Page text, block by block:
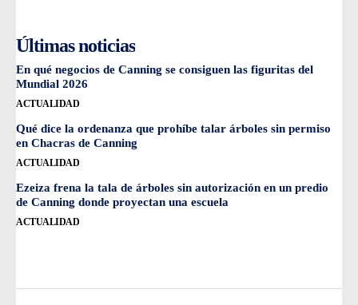
Últimas noticias
En qué negocios de Canning se consiguen las figuritas del
Mundial 2026
ACTUALIDAD
Qué dice la ordenanza que prohíbe talar árboles sin permiso
en Chacras de Canning
ACTUALIDAD
Ezeiza frena la tala de árboles sin autorización en un predio
de Canning donde proyectan una escuela
ACTUALIDAD